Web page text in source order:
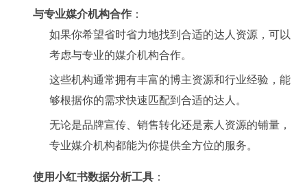
与专业媒介机构合作 ：
如果你希望省时省力地找到合适的达人资源，可以
考虑与专业的媒介机构合作。
这些机构通常拥有丰富的博主资源和行业经验，能
够根据你的需求快速匹配到合适的达人。
无论是品牌宣传、销售转化还是素人资源的铺量，
专业媒介机构都能为你提供全方位的服务。
使用小红书数据分析工具 ：